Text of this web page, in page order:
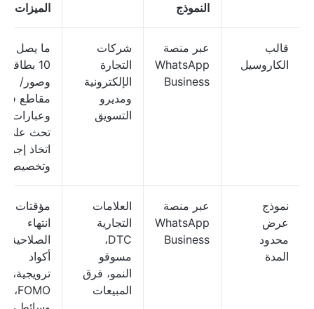
النموذج
الميزات
قالب
الكاروسيل
عبر منصة
WhatsApp
Business
شركات
التجارة
الإلكترونية
ومديرو
التسويق
ما يصل
10 بطاقات
وصور/
مقاطع
وعبارات
تحث على
اتخاذ إجراء
وتخصيص
نموذج
عرض
محدود
المدة
عبر منصة
WhatsApp
Business
العلامات
التجارية
DTC،
مسوقو
النمو، فرق
المبيعات
مؤقتات
انتهاء
الصلاحية،
أكواد
ترويجية،
FOMO،